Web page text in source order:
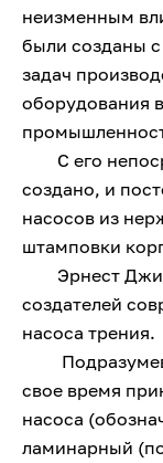
неизменным
были созданы
задач
оборудования
С его
создано, и
насосов из
штамповки
Эрнест
создателей
насоса трения.
свое время
насоса
ламинарный